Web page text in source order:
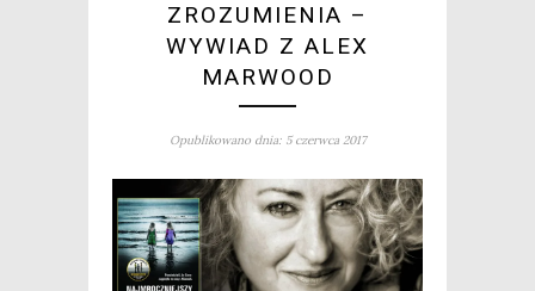
ZROZUMIENIA –
WYWIAD Z ALEX
MARWOOD
Opublikowano dnia: 5 czerwca 2017